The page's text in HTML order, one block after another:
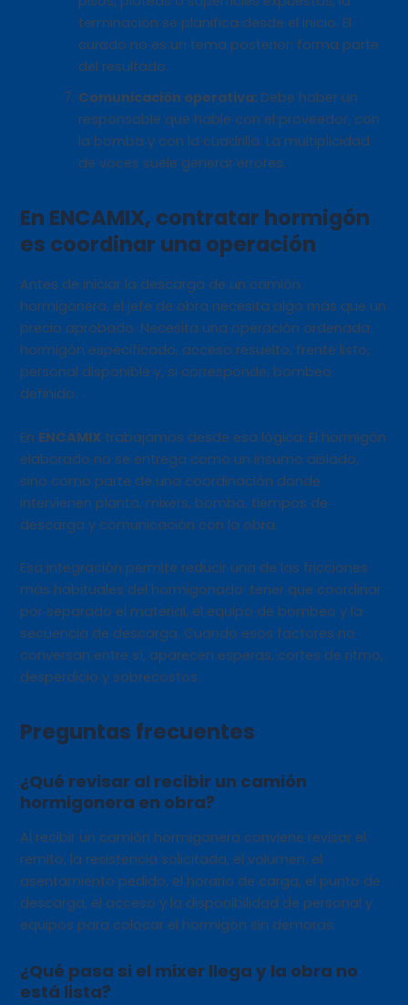
terminación se planifica desde el inicio. El
curado no es un tema posterior: forma parte
del resultado.
Comunicación operativa: Debe haber un
responsable que hable con el proveedor, con
la bomba y con la cuadrilla. La multiplicidad
de voces suele generar errores.
En ENCAMIX, contratar hormigón
es coordinar una operación
Antes de iniciar la descarga de un camión
hormigonera, el jefe de obra necesita algo más que un
precio aprobado. Necesita una operación ordenada:
hormigón especificado, acceso resuelto, frente listo,
personal disponible y, si corresponde, bombeo
definido.
En ENCAMIX trabajamos desde esa lógica. El hormigón
elaborado no se entrega como un insumo aislado,
sino como parte de una coordinación donde
intervienen planta, mixers, bomba, tiempos de
descarga y comunicación con la obra.
Esa integración permite reducir una de las fricciones
más habituales del hormigonado: tener que coordinar
por separado el material, el equipo de bombeo y la
secuencia de descarga. Cuando esos factores no
conversan entre sí, aparecen esperas, cortes de ritmo,
desperdicio y sobrecostos.
Preguntas frecuentes
¿Qué revisar al recibir un camión
hormigonera en obra?
Al recibir un camión hormigonera conviene revisar el
remito, la resistencia solicitada, el volumen, el
asentamiento pedido, el horario de carga, el punto de
descarga, el acceso y la disponibilidad de personal y
equipos para colocar el hormigón sin demoras.
¿Qué pasa si el mixer llega y la obra no
está lista?